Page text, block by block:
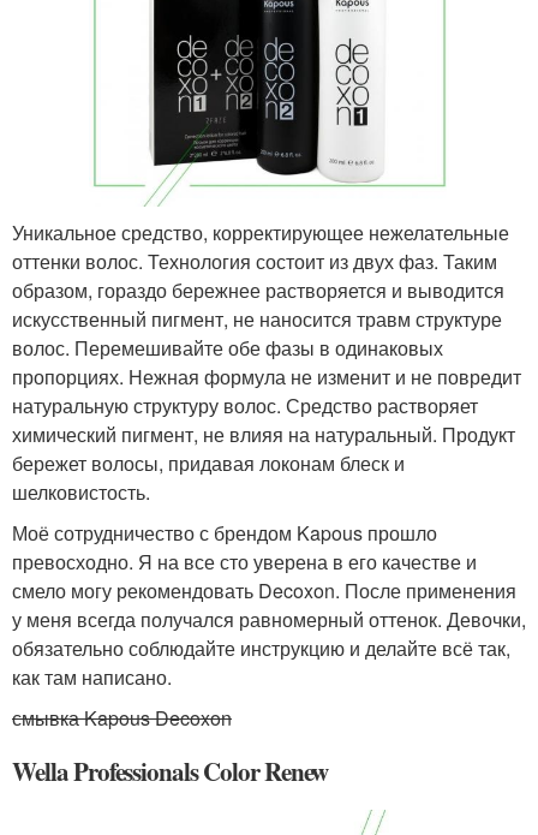
Уникальное средство, корректирующее нежелательные
оттенки волос. Технология состоит из двух фаз. Таким
образом, гораздо бережнее растворяется и выводится
искусственный пигмент, не наносится травм структуре
волос. Перемешивайте обе фазы в одинаковых
пропорциях. Нежная формула не изменит и не повредит
натуральную структуру волос. Средство растворяет
химический пигмент, не влияя на натуральный. Продукт
бережет волосы, придавая локонам блеск и
шелковистость.
Моё сотрудничество с брендом Kapous прошло
превосходно. Я на все сто уверена в его качестве и
смело могу рекомендовать Decoxon. После применения
у меня всегда получался равномерный оттенок. Девочки,
обязательно соблюдайте инструкцию и делайте всё так,
как там написано.
смывка Kapous Decoxon
Wella Professionals Color Renew